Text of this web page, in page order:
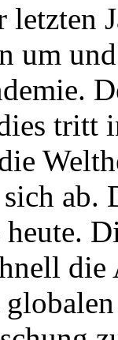
um
tritt
die